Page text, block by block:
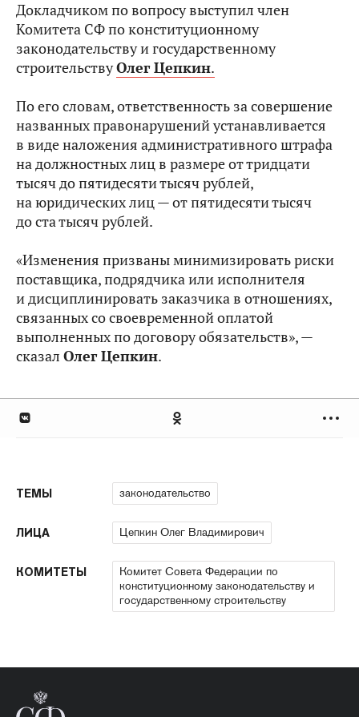
Докладчиком по вопросу выступил член
Комитета СФ по конституционному
законодательству и государственному
строительствуОлег Цепкин.
По его словам, ответственность за совершение
названных правонарушений устанавливается
в виде наложения административного штрафа
на должностных лиц в размере от тридцати
тысяч до пятидесяти тысяч рублей,
на юридических лиц — от пятидесяти тысяч
до ста тысяч рублей.
«Изменения призваны минимизировать риски
поставщика, подрядчика или исполнителя
и дисциплинировать заказчика в отношениях,
связанных со своевременной оплатой
выполненных по договору обязательств», —
сказал Олег Цепкин.
ТЕМЫ законодательство
ЛИЦА Цепкин Олег Владимирович
КОМИТЕТЫ
Комитет Совета Федерации по
конституционному законодательству и
государственному строительству